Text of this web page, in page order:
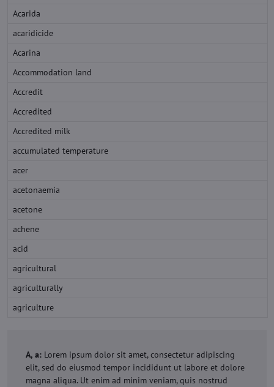
Acarida
acaridicide
Acarina
Accommodation land
Accredit
Accredited
Accredited milk
accumulated temperature
acer
acetonaemia
acetone
achene
acid
agricultural
agriculturally
agriculture
A, a: Lorem ipsum dolor sit amet, consectetur adipiscing
elit, sed do eiusmod tempor incididunt ut labore et dolore
magna aliqua. Ut enim ad minim veniam, quis nostrud